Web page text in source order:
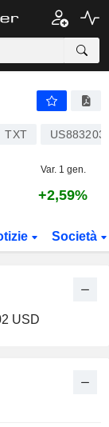
TXT
Var. 1 gen.
+2,59%
Società
USD